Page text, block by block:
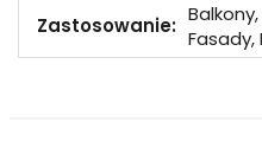
Zastosowanie:
Fasady,